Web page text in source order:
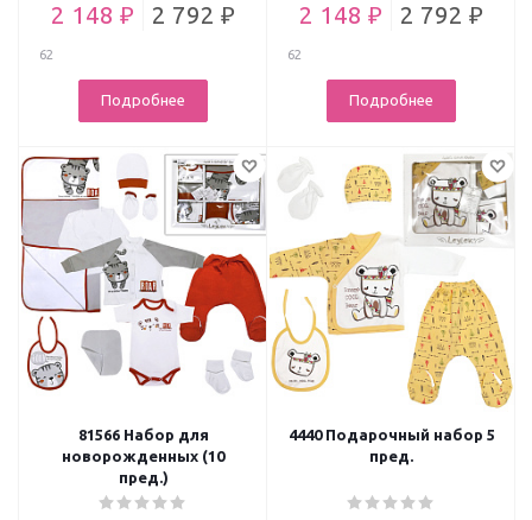
2 148 ₽ 2 792 ₽
62
Подробнее
2 148 ₽ 2 792 ₽
62
Подробнее
81566 Набор для
новорожденных (10
пред.)
4440 Подарочный набор 5
пред.